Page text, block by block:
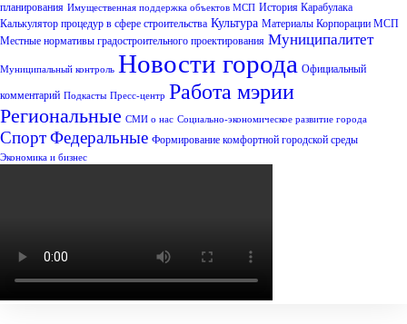
планирования Имущественная поддержка объектов МСП История Карабулака
Калькулятор процедур в сфере строительства Культура Материалы Корпорации МСП
Местные нормативы градостроительного проектирования Муниципалитет
Муниципальный контроль Новости города Официальный
комментарий Подкасты Пресс-центр Работа мэрии
Региональные СМИ о нас Социально-экономическое развитие города
СпортФедеральные Формирование комфортной городской среды
Экономика и бизнес